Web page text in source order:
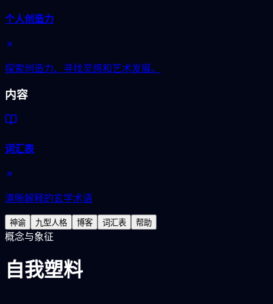
个人创造力
探索创造力、寻找灵感和艺术发展。
内容
词汇表
清晰解释的玄学术语
神谕 九型人格 博客 词汇表 帮助
概念与象征
自我塑料